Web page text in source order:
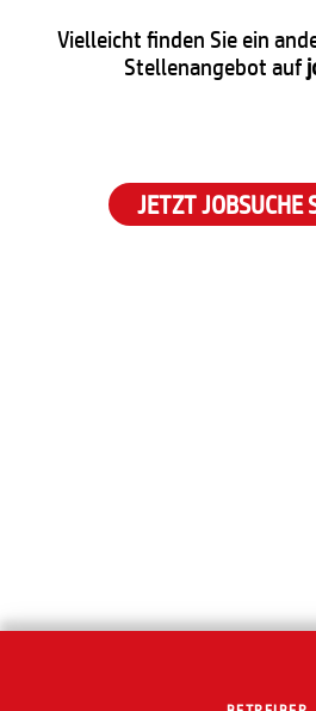
Vielleicht finden Sie ein
Stellenangebot auf
JETZT JOBSUCHE